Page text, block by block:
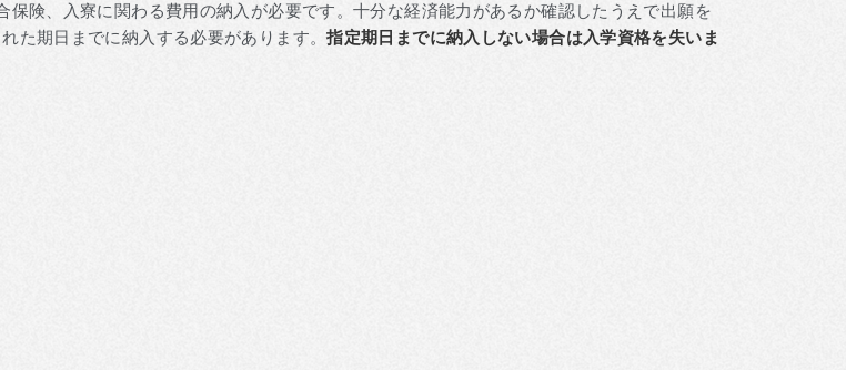
険、入寮に関わる費用の納入が必要です。十分な経済能力があるか確認したうえで出願を
た期日までに納入する必要があります。指定期日までに納入しない場合は入学資格を失いま